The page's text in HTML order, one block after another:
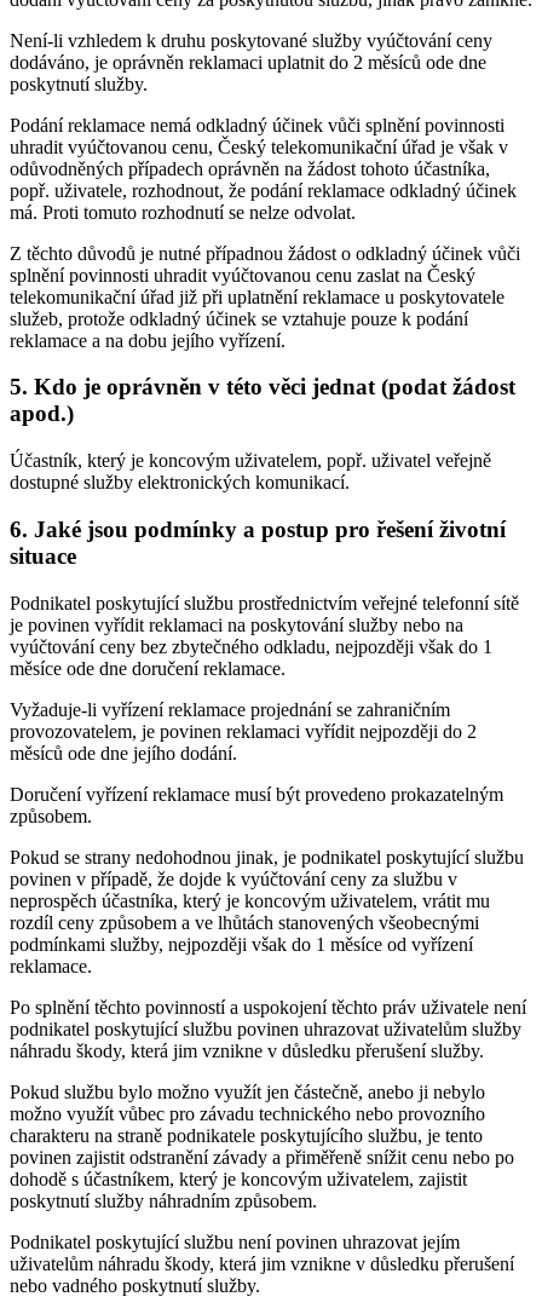
Není-li vzhledem k druhu poskytované služby vyúčtování ceny
dodáváno, je oprávněn reklamaci uplatnit do 2 měsíců ode dne
poskytnutí služby.
Podání reklamace nemá odkladný účinek vůči splnění povinnosti
uhradit vyúčtovanou cenu, Český telekomunikační úřad je však v
odůvodněných případech oprávněn na žádost tohoto účastníka,
popř. uživatele, rozhodnout, že podání reklamace odkladný účinek
má. Proti tomuto rozhodnutí se nelze odvolat.
Z těchto důvodů je nutné případnou žádost o odkladný účinek vůči
splnění povinnosti uhradit vyúčtovanou cenu zaslat na Český
telekomunikační úřad již při uplatnění reklamace u poskytovatele
služeb, protože odkladný účinek se vztahuje pouze k podání
reklamace a na dobu jejího vyřízení.
5. Kdo je oprávněn v této věci jednat (podat žádost
apod.)
Účastník, který je koncovým uživatelem, popř. uživatel veřejně
dostupné služby elektronických komunikací.
6. Jaké jsou podmínky a postup pro řešení životní
situace
Podnikatel poskytující službu prostřednictvím veřejné telefonní sítě
je povinen vyřídit reklamaci na poskytování služby nebo na
vyúčtování ceny bez zbytečného odkladu, nejpozději však do 1
měsíce ode dne doručení reklamace.
Vyžaduje-li vyřízení reklamace projednání se zahraničním
provozovatelem, je povinen reklamaci vyřídit nejpozději do 2
měsíců ode dne jejího dodání.
Doručení vyřízení reklamace musí být provedeno prokazatelným
způsobem.
Pokud se strany nedohodnou jinak, je podnikatel poskytující službu
povinen v případě, že dojde k vyúčtování ceny za službu v
neprospěch účastníka, který je koncovým uživatelem, vrátit mu
rozdíl ceny způsobem a ve lhůtách stanovených všeobecnými
podmínkami služby, nejpozději však do 1 měsíce od vyřízení
reklamace.
Po splnění těchto povinností a uspokojení těchto práv uživatele není
podnikatel poskytující službu povinen uhrazovat uživatelům služby
náhradu škody, která jim vznikne v důsledku přerušení služby.
Pokud službu bylo možno využít jen částečně, anebo ji nebylo
možno využít vůbec pro závadu technického nebo provozního
charakteru na straně podnikatele poskytujícího službu, je tento
povinen zajistit odstranění závady a přiměřeně snížit cenu nebo po
dohodě s účastníkem, který je koncovým uživatelem, zajistit
poskytnutí služby náhradním způsobem.
Podnikatel poskytující službu není povinen uhrazovat jejím
uživatelům náhradu škody, která jim vznikne v důsledku přerušení
nebo vadného poskytnutí služby.